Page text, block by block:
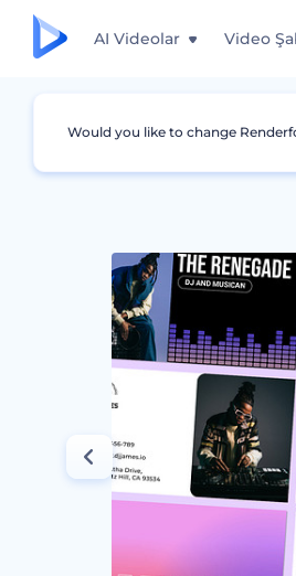
AI Videolar Video
Grafikler Kartvizitler
Would you like to change